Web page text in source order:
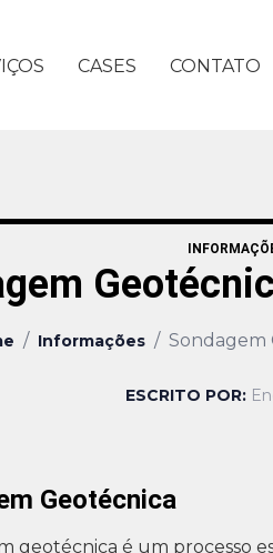
CASES CONTATO
/ Informações / Sondagem
ESCRITO POR:
Geotécnica
geotécnica é um processo